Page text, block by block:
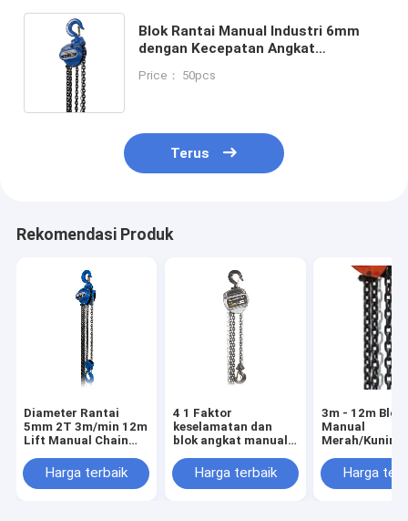
Blok Rantai Manual Industri 6mm
dengan Kecepatan Angkat
Permukaan Lapisan Bubuk
Price： 50pcs
Terus
Rekomendasi Produk
Diameter Rantai
5mm 2T 3m/min 12m
Lift Manual Chain
HoistHarga terbaik
4 1 Faktor
keselamatan dan
blok angkat manual
bubukHarga terbaik
3m - 12m Blok
Manual
Merah/
5,3kg dan
Rantai 7,1
Harga